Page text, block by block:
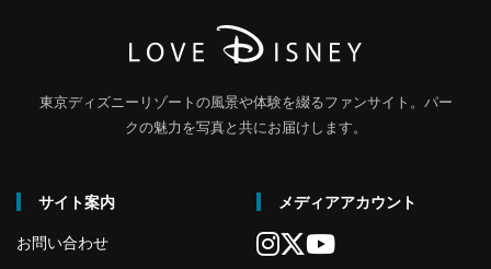
東京ディズニーリゾートの風景や体験を綴るファンサイト。パー
クの魅力を写真と共にお届けします。
サイト案内
お問い合わせ
メディアアカウント